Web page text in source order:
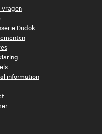
vragen
Dudok
information